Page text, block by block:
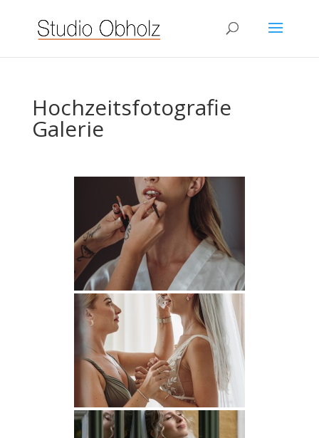
Hochzeitsfotografie
Galerie